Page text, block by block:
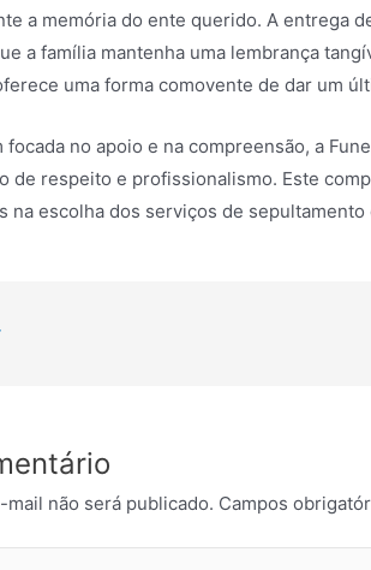
a memória do ente querido. A entrega
a família mantenha uma lembrança
uma forma comovente de dar um
focada no apoio e na compreensão, a
de respeito e profissionalismo. Este
na escolha dos serviços de
não será publicado. Campos